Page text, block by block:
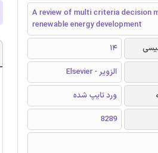
A review of multi criteria decision
renewable energy development
14
الزویر - Elsevier
ورد تایپ شده
8289